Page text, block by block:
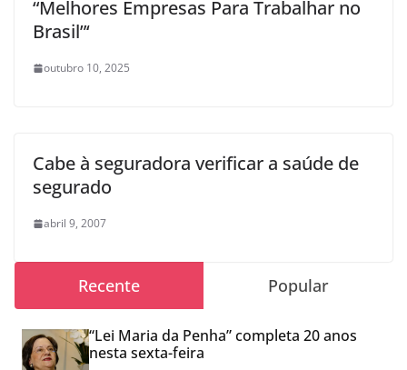
“Melhores Empresas Para Trabalhar no
Brasil”‘
outubro 10, 2025
Cabe à seguradora verificar a saúde de
segurado
abril 9, 2007
Recente Popular
“Lei Maria da Penha” completa 20 anos
nesta sexta-feira